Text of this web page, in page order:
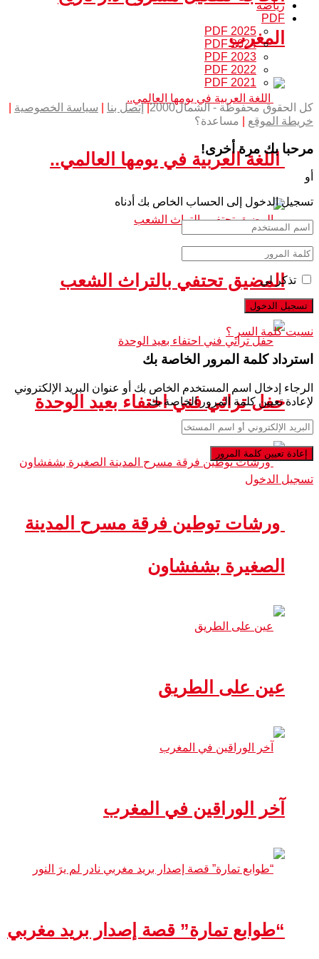
المغرب
اللغة العربية في يومها العالمي..
المضيق تحتفي بالتراث الشعب
حفل تراثي فني احتفاء بعيد الوحدة
ورشات توطين فرقة مسرح المدينة
الصغيرة بشفشاون
عين على الطريق
آخر الوراقين في المغرب
“طوابع تمارة” قصة إصدار بريد مغربي
رياضة
PDF
PDF 2025
PDF 2024
PDF 2023
PDF 2022
PDF 2021
كل الحقوق محفوظة - الشمال2000 |إتصل بنا سياسة الخصوصية
خريطة الموقع
مساعدة؟
مرحبا بك مرة أخرى!
أو
تسجيل الدخول إلى الحساب الخاص بك أدناه
تذكر لي
نسيت كلمة السر ؟
استرداد كلمة المرور الخاصة بك
الرجاء إدخال اسم المستخدم الخاص بك أو عنوان البريد الإلكتروني
لإعادة تعيين كلمة المرور الخاصة بك.
تسجيل الدخول